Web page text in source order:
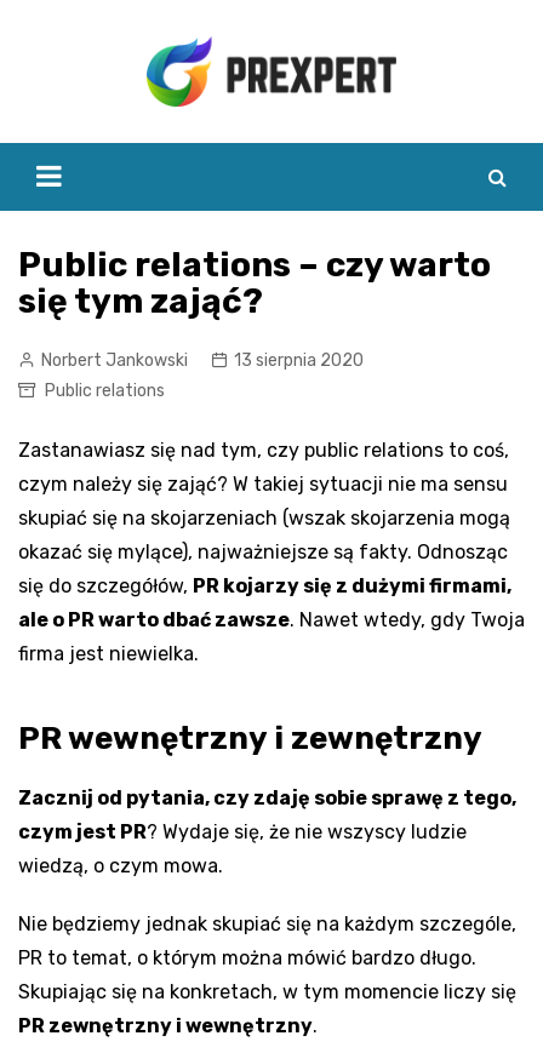
Public relations – czy warto
się tym zająć?
Norbert Jankowski
13 sierpnia 2020
Public relations
Zastanawiasz się nad tym, czy public relations to coś,
czym należy się zająć? W takiej sytuacji nie ma sensu
skupiać się na skojarzeniach (wszak skojarzenia mogą
okazać się mylące), najważniejsze są fakty. Odnosząc
się do szczegółów, PR kojarzy się z dużymi firmami,
ale o PR warto dbać zawsze. Nawet wtedy, gdy Twoja
firma jest niewielka.
PR wewnętrzny i zewnętrzny
Zacznij od pytania, czy zdaję sobie sprawę z tego,
czym jest PR? Wydaje się, że nie wszyscy ludzie
wiedzą, o czym mowa.
Nie będziemy jednak skupiać się na każdym szczególe,
PR to temat, o którym można mówić bardzo długo.
Skupiając się na konkretach, w tym momencie liczy się
PR zewnętrzny i wewnętrzny.